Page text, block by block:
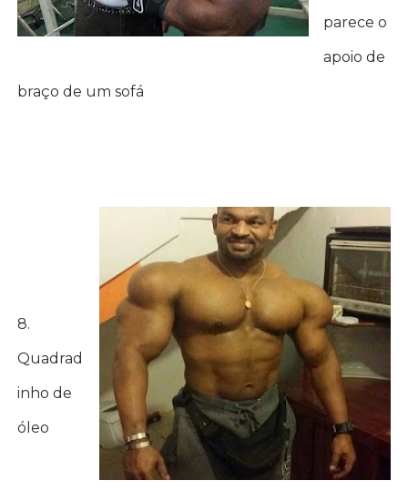
parece o
apoio de
braço de um sofá
8.
Quadrad
inho de
óleo